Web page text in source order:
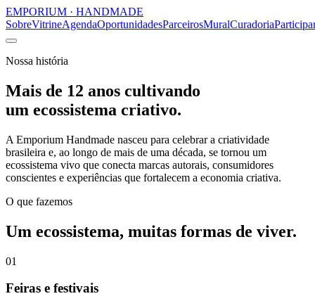
EMPORIUM · HANDMADE
SobreVitrineAgendaOportunidadesParceirosMuralCuradoria
Nossa história
Mais de 12 anos cultivando
um ecossistema criativo.
A Emporium Handmade nasceu para celebrar a criatividade
brasileira e, ao longo de mais de uma década, se tornou um
ecossistema vivo que conecta marcas autorais, consumidores
conscientes e experiências que fortalecem a economia criativa.
O que fazemos
Um ecossistema, muitas formas de viver.
01
Feiras e festivais